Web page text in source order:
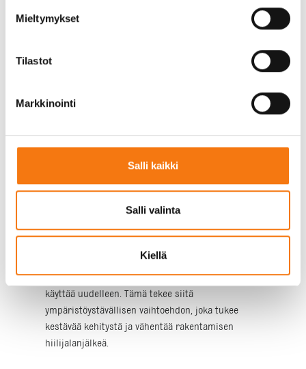
Mieltymykset
Tilastot
Markkinointi
Salli kaikki
Salli valinta
Kiellä
materiaalivalinta teiden
rakentamiseen sen luonnollisten ominaisuuksien
ja säilyttää rakenteensa myös raskaassa
liikenteessä ja vaihtelevissa sääolosuhteissa. Tämä
kantavien kerrosten rakentamiseen.
ympäristövaikutuksia, sillä se on
luonnonmateriaali, joka voidaan kierrättää ja
käyttää uudelleen. Tämä tekee siitä
ympäristöystävällisen vaihtoehdon, joka tukee
kestävää kehitystä ja vähentää rakentamisen
hiilijalanjälkeä.